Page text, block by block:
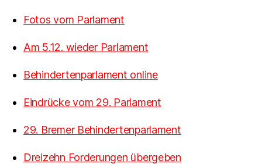
Fotos vom Parlament
Am 5.12. wieder Parlament
Behindertenparlament online
Eindrücke vom 29. Parlament
29. Bremer Behindertenparlament
Dreizehn Forderungen übergeben